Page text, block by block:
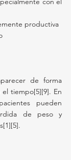
productiva
de forma
tiempo[5][9]. En
pueden
de peso y